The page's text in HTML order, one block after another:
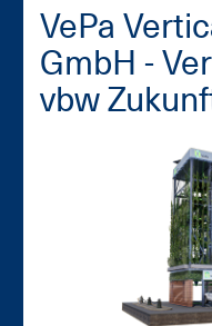
VePa
GmbH -
vbw